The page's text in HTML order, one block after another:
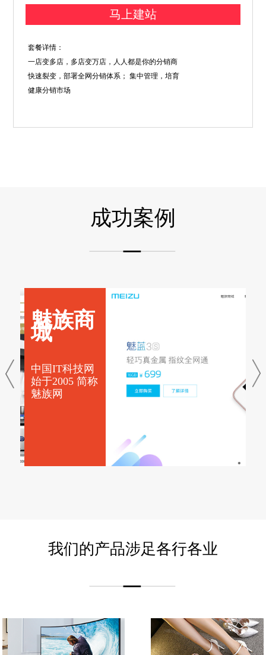
马上建站
套餐详情：
一店变多店，多店变万店，人人都是你的分销商
快速裂变，部署全网分销体系； 集中管理，培育
健康分销市场
成功案例
魅族商
城
中国IT科技网
始于2005 简称
魅族网
网
网
中
途
中
网
始
始
始
网
始
我们的产品涉足各行各业